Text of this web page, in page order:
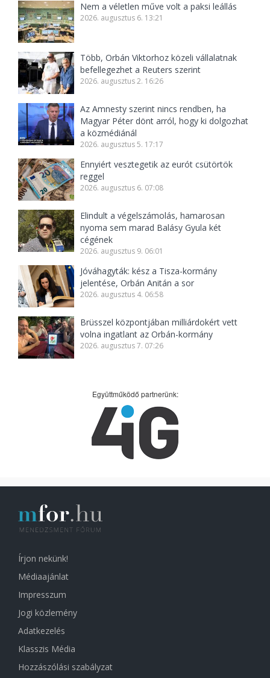
Nem a véletlen műve volt a paksi leállás
2026. augusztus 6. 13:21
Több, Orbán Viktorhoz közeli vállalatnak
befellegezhet a Reuters szerint
2026. augusztus 2. 16:26
Az Amnesty szerint nincs rendben, ha
Magyar Péter dönt arról, hogy ki dolgozhat
a közmédiánál
2026. augusztus 5. 17:17
Ennyiért vesztegetik az eurót csütörtök
reggel
2026. augusztus 6. 07:08
Elindult a végelszámolás, hamarosan
nyoma sem marad Balásy Gyula két
cégének
2026. augusztus 9. 06:01
Jóváhagyták: kész a Tisza-kormány
jelentése, Orbán Anitán a sor
2026. augusztus 4. 06:58
Brüsszel központjában milliárdokért vett
volna ingatlant az Orbán-kormány
2026. augusztus 7. 07:26
Együttműködő partnerünk:
Írjon nekünk!
Médiaajánlat
Impresszum
Jogi közlemény
Adatkezelés
Klasszis Média
Hozzászólási szabályzat